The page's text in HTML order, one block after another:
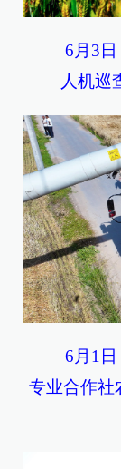
6月3日
人机巡
6月1日
专业合作社